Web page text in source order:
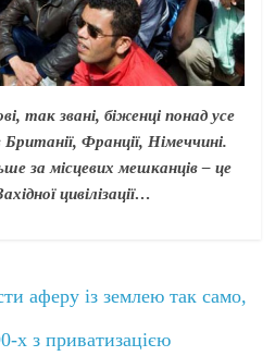
так звані, біженці понад усе
Франції, Німеччині.
за місцевих мешканців – це
цивілізації…
аферу із землею так само,
х з приватизацією